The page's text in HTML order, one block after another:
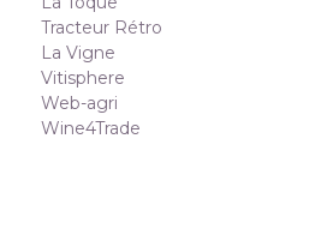
Tracteur Rétro
La Vigne
Vitisphere
Web-agri
Wine4Trade